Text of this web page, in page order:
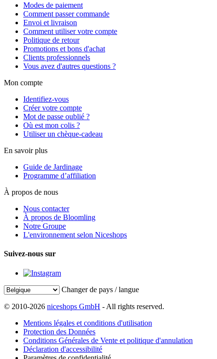
Modes de paiement
Comment passer commande
Envoi et livraison
Comment utiliser votre compte
Politique de retour
Promotions et bons d'achat
Clients professionnels
Vous avez d'autres questions ?
Mon compte
Identifiez-vous
Créer votre compte
Mot de passe oublié ?
Où est mon colis ?
Utiliser un chèque-cadeau
En savoir plus
Guide de Jardinage
Programme d’affiliation
À propos de nous
Nous contacter
À propos de Bloomling
Notre Groupe
L'environnement selon Niceshops
Suivez-nous sur
Changer de pays / langue
© 2010-2026 niceshops GmbH - All rights reserved.
Mentions légales et conditions d'utilisation
Protection des Données
Conditions Générales de Vente et politique d'annulation
Déclaration d'accessibilité